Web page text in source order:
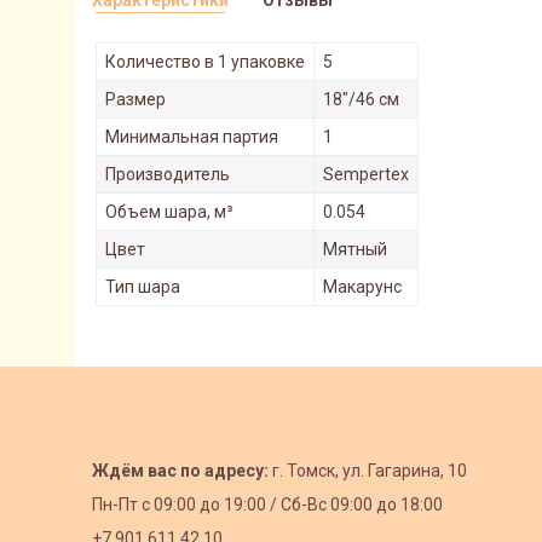
Количество в 1 упаковке
5
Размер
18"/46 см
Минимальная партия
1
Производитель
Sempertex
Объем шара, м³
0.054
Цвет
Мятный
Тип шара
Макарунс
Ждём вас по адресу: г. Томск, ул. Гагарина, 10
Пн-Пт с09:00 до 19:00 /Сб-Вс 09:00 до 18:00